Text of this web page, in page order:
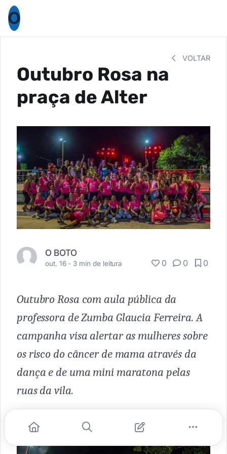
O
VOLTAR
Outubro Rosa na
praça de Alter
O BOTO
out. 16 - 3 min de leitura 0 0 0
Outubro Rosa com aula pública da
professora de Zumba Glaucia Ferreira. A
campanha visa alertar as mulheres sobre
os risco do câncer de mama através da
dança e de uma mini maratona pelas
ruas da vila.
POR PALESTINA ISRAEL